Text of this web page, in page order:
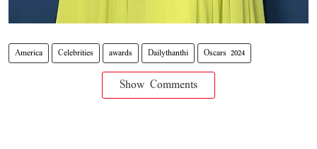
America Celebrities awards Dailythanthi Oscars 2024
Show Comments